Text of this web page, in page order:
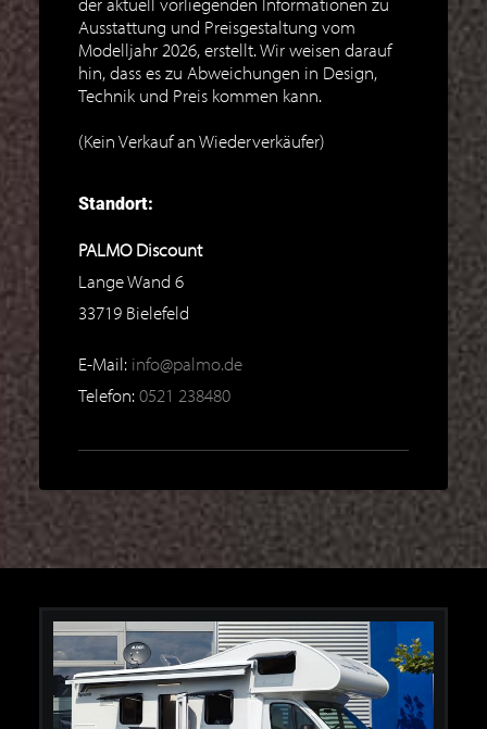
Ausstattung und Preisgestaltung vom
Modelljahr 2026, erstellt. Wir weisen darauf
hin, dass es zu Abweichungen in Design,
Technik und Preis kommen kann.
(Kein Verkauf an Wiederverkäufer)
Standort:
PALMO Discount
Lange Wand 6
33719 Bielefeld
E-Mail: info@palmo.de
Telefon:0521 238480